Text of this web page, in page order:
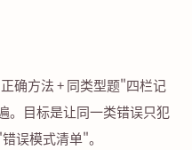
确方法 + 同类型题"四栏记
。目标是让同一类错误只犯
误模式清单"。